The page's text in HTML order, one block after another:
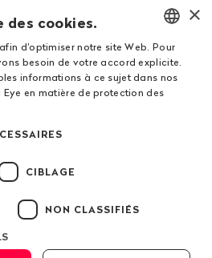
membre
Public Eye
légales
Public Eye en matière de
des données
ENGLISH
DEUTSCH
×
des cookies.
d'optimiser notre site Web. Pour
besoin de votre accord explicite.
informations à ce sujet dans nos
en matière de protection des
CIBLAGE
NON CLASSIFIÉS